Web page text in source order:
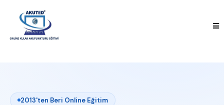
2013'ten Beri Online Eğitim